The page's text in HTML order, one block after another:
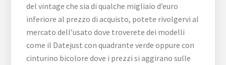
del vintage che sia di qualche migliaio d’euro
inferiore al prezzo di acquisto, potete rivolgervi al
mercato dell’usato dove troverete dei modelli
come il Datejust con quadrante verde oppure con
cinturino bicolore dove i prezzi si aggirano sulle